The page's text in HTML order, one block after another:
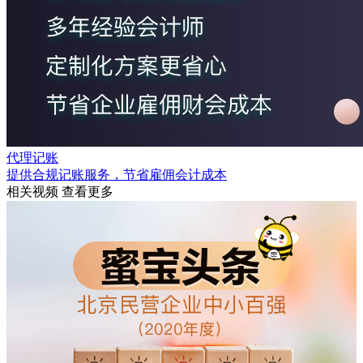
代理记账
提供合规记账服务，节省雇佣会计成本
相关视频 查看更多